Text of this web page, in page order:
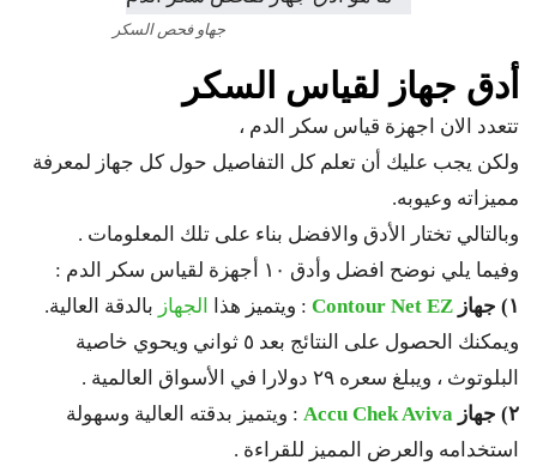
جهاو فحص السكر
أدق جهاز لقياس السكر
تتعدد الان اجهزة قياس سكر الدم ،
ولكن يجب عليك أن تعلم كل التفاصيل حول كل جهاز لمعرفة
مميزاته وعيوبه.
وبالتالي تختار الأدق والافضل بناء على تلك المعلومات .
وفيما يلي نوضح افضل وأدق ١٠ أجهزة لقياس سكر الدم :
١) جهاز
Contour Net EZ : ويتميز هذا الجهاز بالدقة العالية.
ويمكنك الحصول على النتائج بعد ٥ ثواني ويحوي خاصية
البلوتوث ، ويبلغ سعره ٢٩ دولارا في الأسواق العالمية .
٢) جهاز
Accu Chek Aviva : ويتميز بدقته العالية وسهولة
استخدامه والعرض المميز للقراءة .